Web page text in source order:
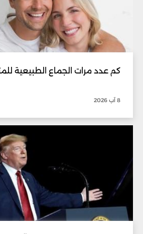
كم عدد مرات الجماع الطبيعية
8 آب 2026